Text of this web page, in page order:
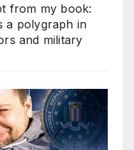
from my book:
a polygraph in
and military